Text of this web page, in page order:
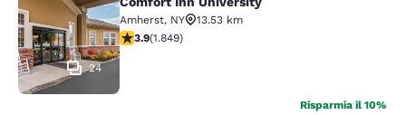
Comfort Inn University
24
Amherst, NY
13.53 km
Valutazione di 3.88 stelle. Buono. 1849 recensioni
3.9(1.849)
Risparmia il 10%